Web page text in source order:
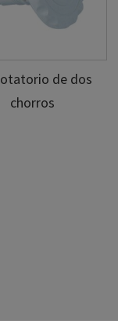
de dos
chorros